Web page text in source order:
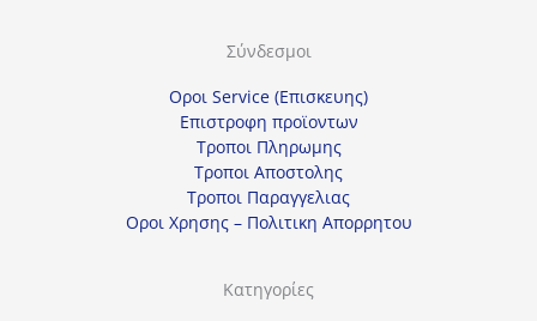
Σύνδεσμοι
Οροι Service (Επισκευης)
Επιστροφη προϊοντων
Τροποι Πληρωμης
Τροποι Αποστολης
Τροποι Παραγγελιας
Οροι Χρησης – Πολιτικη Απορρητου
Κατηγορίες